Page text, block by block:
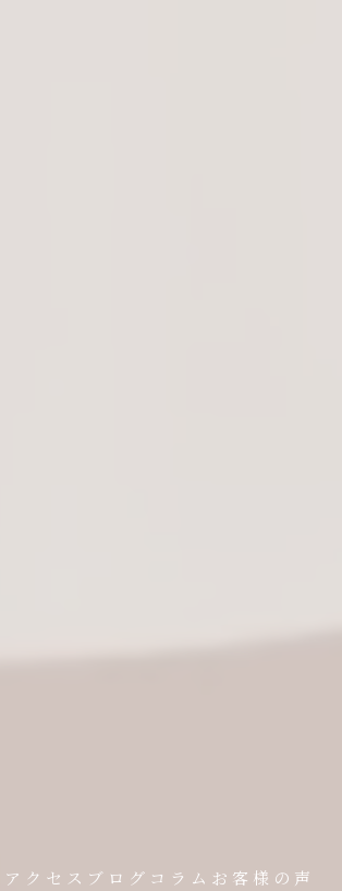
アクセス ブログ コラム お客様の声